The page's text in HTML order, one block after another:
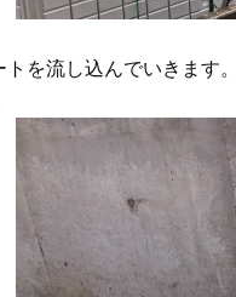
を流し込んでいきます